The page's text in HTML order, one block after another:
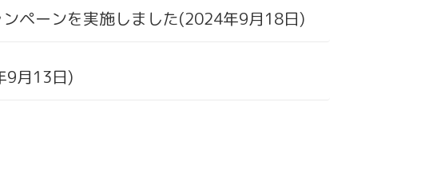
ペーンを実施しました(2024年9月18日)
9月13日)